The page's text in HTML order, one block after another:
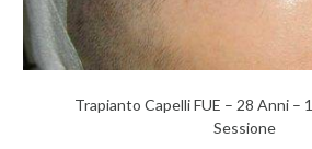
Trapianto Capelli FUE – 28 Anni –
Sessione